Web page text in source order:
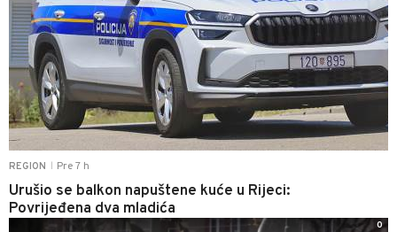
REGION Pre 7 h
Urušio se balkon napuštene kuće u Rijeci:
Povrijeđena dva mladića
0